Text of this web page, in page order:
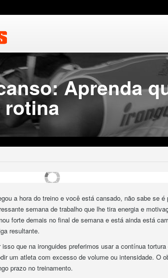
Aprenda
rotina
a hora do treino e você está cansado, não sabe se é
semana de trabalho que lhe tira energia e
forte demais no final de semana e está ainda está
resultante.
que na ironguides preferimos usar a contínua
um atleta com excesso de volume ou intensidade. O
prazo no treinamento.